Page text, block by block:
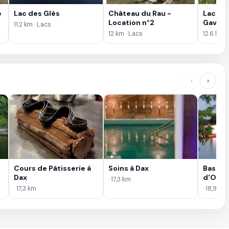
Lac des Glès
11.2 km · Lacs
Château du Rau -
Location n°2
12 km · Lacs
Lac de
Gave
12.6 km ·
‹ ›
Cours de Pâtisserie à
Dax
· 17,3 km
Soins à Dax
· 17,3 km
Base
· 18,9 km